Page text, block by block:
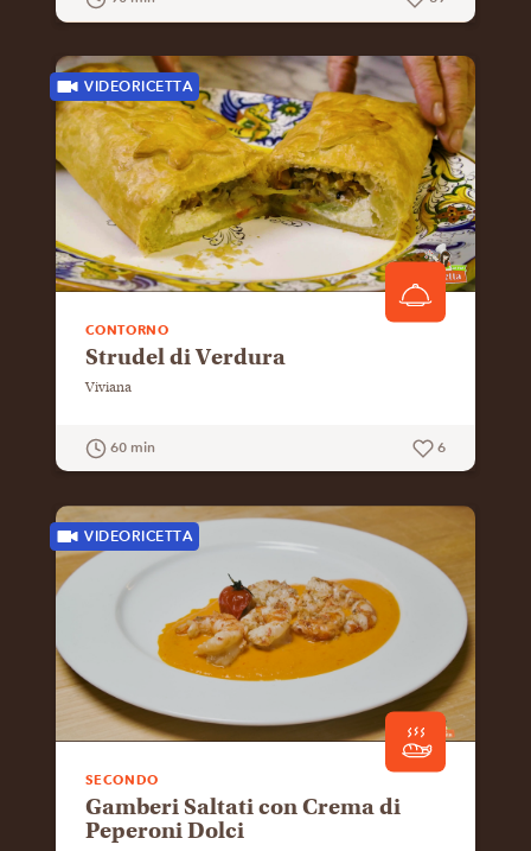
VIDEORICETTA
CONTORNO
Strudel di Verdura
Viviana
60 min 6
VIDEORICETTA
SECONDO
Gamberi Saltati con Crema di
Peperoni Dolci